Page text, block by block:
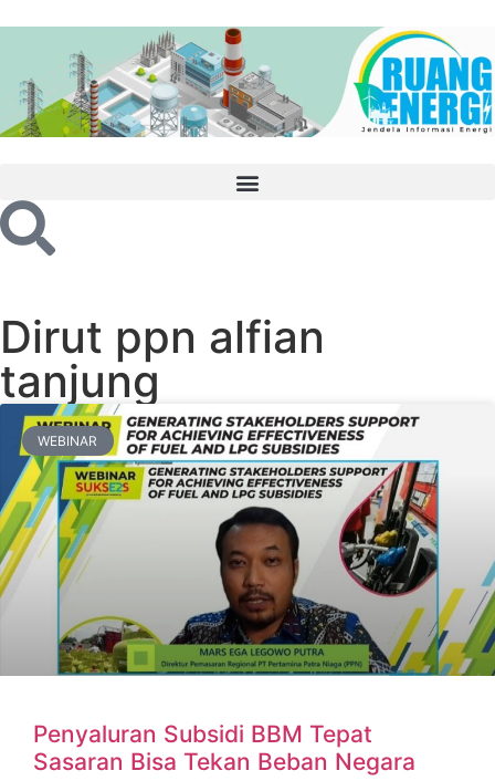
Dirut ppn alfian
tanjung
WEBINAR
Penyaluran Subsidi BBM Tepat
Sasaran Bisa Tekan Beban Negara